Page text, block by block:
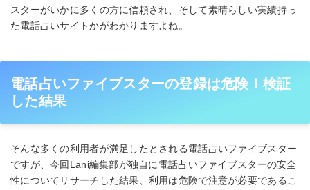
スターがいかに多くの方に信頼され、そして素晴らしい実績持っ
た電話占いサイトかがわかりますよね。
電話占いファイブスターの登録は危険！検証
した結果
そんな多くの利用者が満足したとされる電話占いファイブスター
ですが、今回Lani編集部が独自に電話占いファイブスターの安全
性についてリサーチした結果、利用は危険で注意が必要であるこ